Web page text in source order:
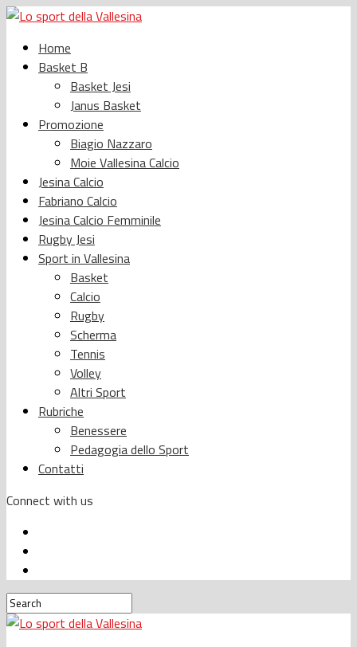
Home
Basket B
Basket Jesi
Janus Basket
Promozione
Biagio Nazzaro
Moie Vallesina Calcio
Jesina Calcio
Fabriano Calcio
Jesina Calcio Femminile
Rugby Jesi
Sport in Vallesina
Basket
Calcio
Rugby
Scherma
Tennis
Volley
Altri Sport
Rubriche
Benessere
Pedagogia dello Sport
Contatti
Connect with us